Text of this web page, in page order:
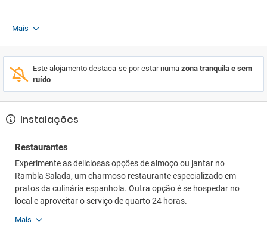
Mais
Este alojamento destaca-se por estar numa zona tranquila e sem
ruído
Instalações
Restaurantes
Experimente as deliciosas opções de almoço ou jantar no
Rambla Salada, um charmoso restaurante especializado em
pratos da culinária espanhola. Outra opção é se hospedar no
local e aproveitar o serviço de quarto 24 horas.
Mais